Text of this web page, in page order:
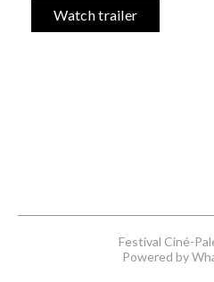
Watch trailer
Festival Ciné-
Powered by